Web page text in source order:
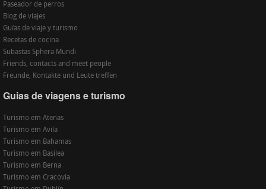
Paseador de perros
Blog de viajes
Guías de viaje y turismo
Recetas de cocina
Subastas Sphera Mundi
Friends, contacts and meet people
Freunde, Kontakte und Leute treffen
Guias de viagens e turismo
Turismo em Atenas
Turismo em Avila
Turismo em Bahamas
Turismo em Basilea
Turismo em Berna
Turismo em Cracovia